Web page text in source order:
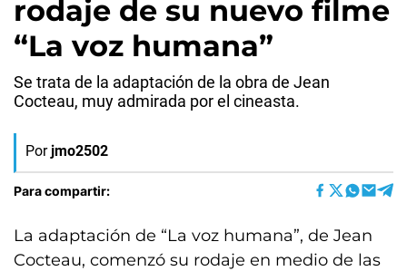
rodaje de su nuevo filme
“La voz humana”
Se trata de la adaptación de la obra de Jean
Cocteau, muy admirada por el cineasta.
Por jmo2502
Para compartir:
La adaptación de “La voz humana”, de Jean
Cocteau, comenzó su rodaje en medio de las